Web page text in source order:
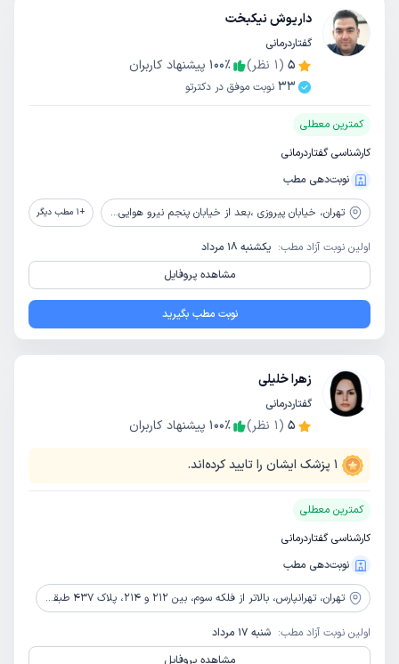
داریوش نیکبخت
گفتاردرمانی
5
(
1 نظر) 100٪
پیشنهاد کاربران
33 نوبت موفق در دکترتو
کمترین معطلی
کارشناسی گفتاردرمانی
نوبت‌دهی مطب
تهران، خیابان پیروزی ،بعد از خیابان پنجم نیرو هوایی ،نرسیده به خیابان چهارم نیرو هوایی ،پلاک 87 ،طبقه 4 +
1 مطب دیگر
اولین نوبت آزاد مطب: یکشنبه 18 مرداد
مشاهده پروفایل
نوبت مطب بگیرید
زهرا خلیلی
گفتاردرمانی
5
(
1 نظر) 100٪ پیشنهاد کاربران
1 پزشک ایشان را تایید کرده‌اند.
کمترین معطلی
کارشناسی گفتاردرمانی
نوبت‌دهی مطب
تهران،تهرانپارس، بالاتر از فلکه سوم، بین 212 و 214، پلاک 437 طبقه اول
اولین نوبت آزاد مطب: شنبه 17 مرداد
مشاهده پروفایل